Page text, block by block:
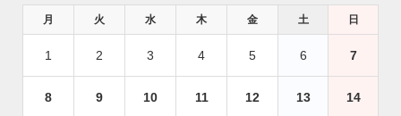
月 火 水 木 金 土 日
1 2 3 4 5 6 7
8 9 10 11 12 13 14